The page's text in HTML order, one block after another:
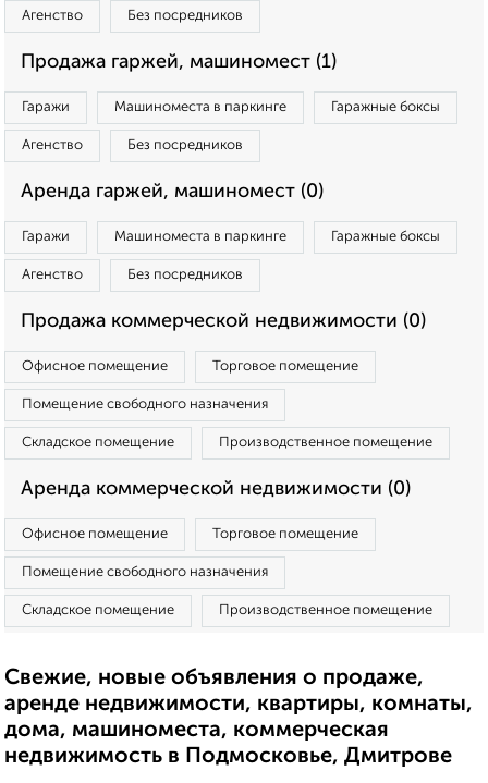
Агенство Без посредников
Продажа гаржей, машиномест (1)
Гаражи Машиноместа в паркинге Гаражные боксы
Агенство Без посредников
Аренда гаржей, машиномест (0)
Гаражи Машиноместа в паркинге Гаражные боксы
Агенство Без посредников
Продажа коммерческой недвижимости (0)
Офисное помещение Торговое помещение
Помещение свободного назначения
Складское помещение Производственное помещение
Аренда коммерческой недвижимости (0)
Офисное помещение Торговое помещение
Помещение свободного назначения
Складское помещение Производственное помещение
Свежие, новые объявления о продаже,
аренде недвижимости, квартиры, комнаты,
дома, машиноместа, коммерческая
недвижимость в Подмосковье, Дмитрове